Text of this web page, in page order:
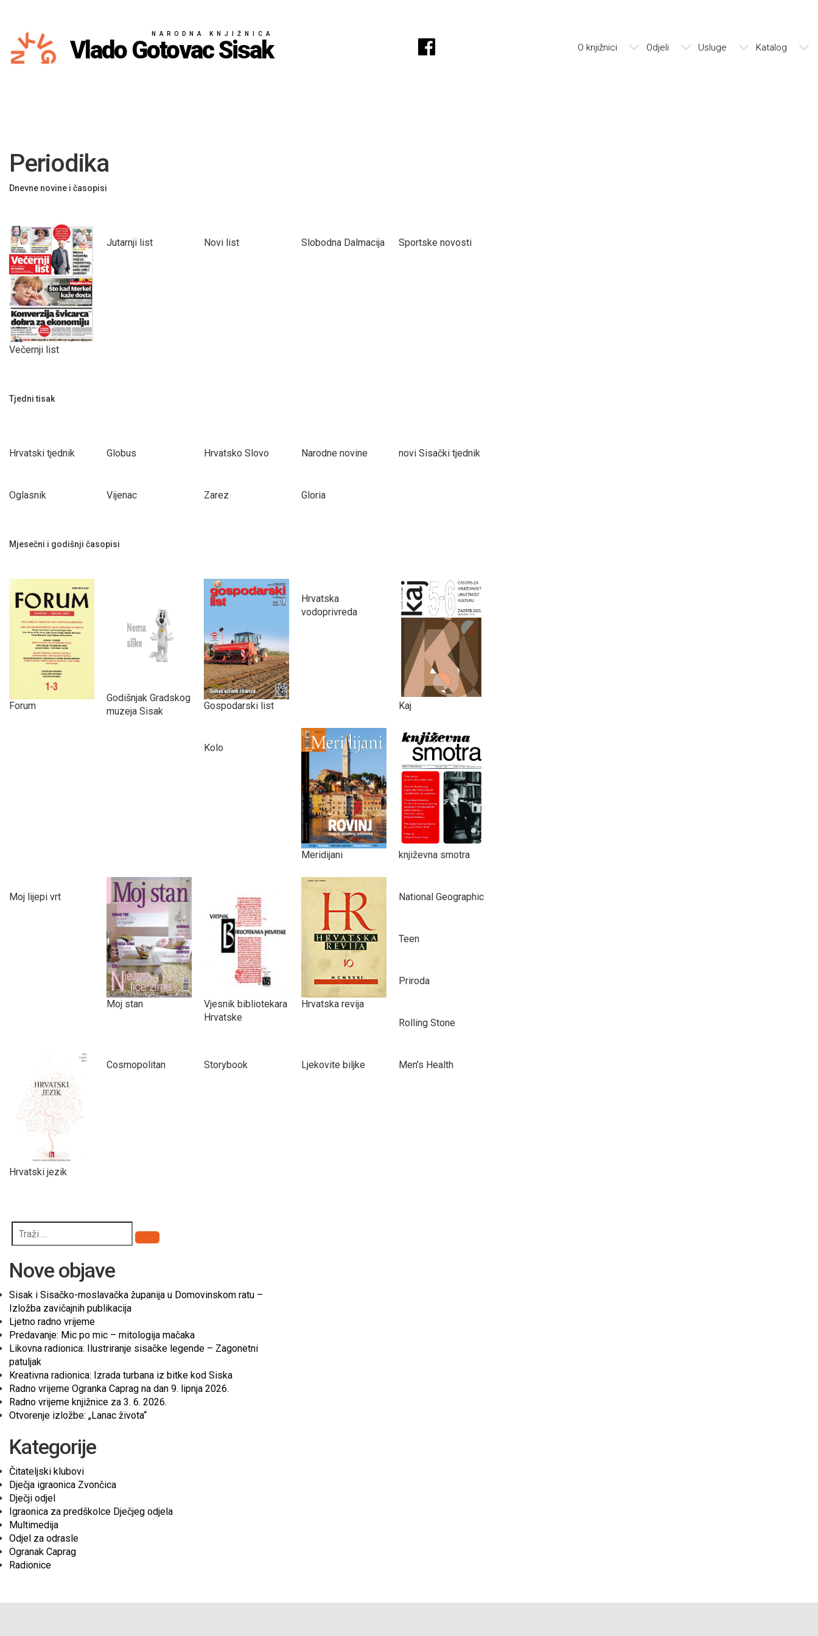
NARODNA KNJIŽNICA
Vlado Gotovac Sisak O knjižnici Odjeli Usluge Katalog
Periodika
Dnevne novine i časopisi
Večernji list
Jutarnji list Novi list Slobodna Dalmacija Sportske novosti
Tjedni tisak
Hrvatski tjednik Globus Hrvatsko Slovo Narodne novine novi Sisački tjednik
Oglasnik Vijenac Zarez Gloria
Mjesečni i godišnji časopisi
Forum
Godišnjak Gradskog
muzeja Sisak
Gospodarski list
Hrvatska
vodoprivreda
Kaj
Kolo
Meridijani književna smotra
Moj lijepi vrt
Moj stan
Vjesnik bibliotekara
Hrvatske
Hrvatska revija
National Geographic
Teen
Priroda
Rolling Stone
Hrvatski jezik
Cosmopolitan Storybook Ljekovite biljke Men’s Health
Pretraži
Nove objave
Sisak i Sisačko-moslavačka županija u Domovinskom ratu –
Izložba zavičajnih publikacija
Ljetno radno vrijeme
Predavanje: Mic po mic – mitologija mačaka
Likovna radionica: Ilustriranje sisačke legende – Zagonetni
patuljak
Kreativna radionica: Izrada turbana iz bitke kod Siska
Radno vrijeme Ogranka Caprag na dan 9. lipnja 2026.
Radno vrijeme knjižnice za 3. 6. 2026.
Otvorenje izložbe: „Lanac života“
Kategorije
Čitateljski klubovi
Dječja igraonica Zvončica
Dječji odjel
Igraonica za predškolce Dječjeg odjela
Multimedija
Odjel za odrasle
Ogranak Caprag
Radionice